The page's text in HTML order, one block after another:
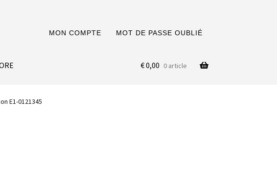
MON COMPTE MOT DE PASSE OUBLIÉ
€0,00 0 article
E1-0121345